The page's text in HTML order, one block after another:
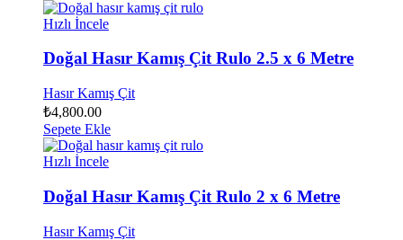
Hızlı İncele
Doğal Hasır Kamış Çit Rulo 2.5 x 6 Metre
Hasır Kamış Çit
₺4,800.00
Sepete Ekle
Hızlı İncele
Doğal Hasır Kamış Çit Rulo 2 x 6 Metre
Hasır Kamış Çit